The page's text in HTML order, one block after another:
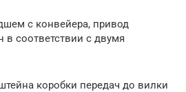
с конвейера, привод
в соответствии с двумя
коробки передач до вилки